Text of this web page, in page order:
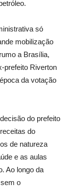
só
mobilização
a Brasília,
prefeito Riverton
da votação
do prefeito
do
de natureza
e as aulas
Ao longo da
o